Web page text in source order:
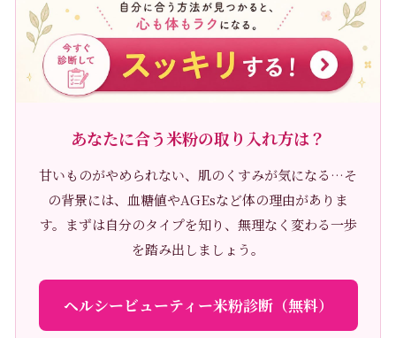
あなたに合う米粉の取り入れ方は？
甘いものがやめられない、肌のくすみが気になる…そ
の背景には、血糖値やAGEsなど体の理由がありま
す。まずは自分のタイプを知り、無理なく変わる一歩
を踏み出しましょう。
ヘルシービューティー米粉診断（無料）